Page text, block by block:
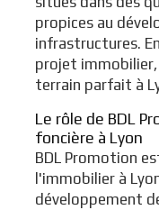
propices au
infrastructures.
projet
terrain parfait à
Le rôle de BDL
foncière à Lyon
BDL Promotion
l'immobilier à
développement